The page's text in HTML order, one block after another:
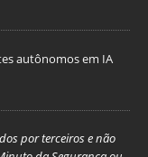
autônomos em IA
por terceiros e não